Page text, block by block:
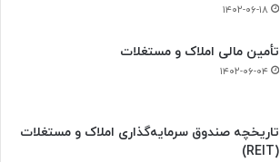
۱۴۰۲-۰۶-۱۸
تأمین مالی املاک و مستغلات
۱۴۰۲-۰۶-۰۴
تاریخچه صندوق سرمایه‌گذاری املاک و مستغلات
(REIT)